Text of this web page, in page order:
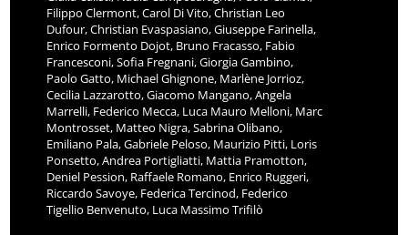
Filippo Clermont, Carol Di Vito, Christian Leo
Dufour, Christian Evaspasiano, Giuseppe Farinella,
Enrico Formento Dojot, Bruno Fracasso, Fabio
Francesconi, Sofia Fregnani, Giorgia Gambino,
Paolo Gatto, Michael Ghignone, Marlène Jorrioz,
Cecilia Lazzarotto, Giacomo Mangano, Angela
Marrelli, Federico Mecca, Luca Mauro Melloni, Marc
Montrosset, Matteo Nigra, Sabrina Olibano,
Emiliano Pala, Gabriele Peloso, Maurizio Pitti, Loris
Ponsetto, Andrea Portigliatti, Mattia Pramotton,
Deniel Pession, Raffaele Romano, Enrico Ruggeri,
Riccardo Savoye, Federica Tercinod, Federico
Tigellio Benvenuto, Luca Massimo Trifilò